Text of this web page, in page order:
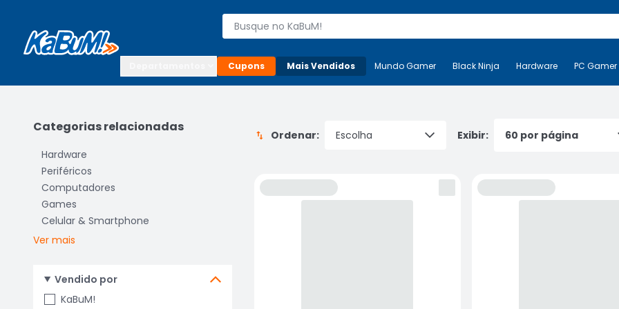
Buscar produtos
Cupons Mais Vendidos Mais-v- Mundo Gamer Black Ninja Hardware
Mundo Gamer Black Ninja Hardware PC Gamer
Categorias relacionadas
Hardware
Periféricos
Computadores
Games
Celular & Smartphone
Ver mais
Vendido por
KaBuM!
Ordenar: Exibir: